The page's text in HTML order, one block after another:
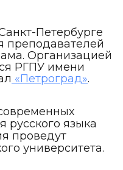
Петербурге
преподавателей
Организацией
РГПУ имени
«Петроград».
русского языка
проведут
университета.